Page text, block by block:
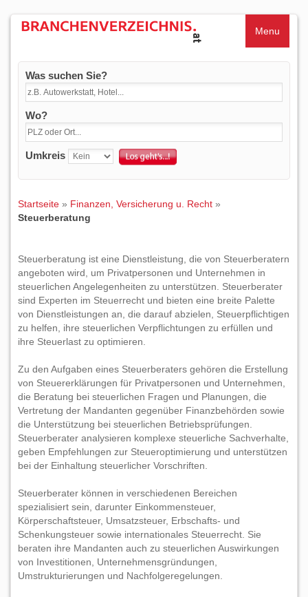
Menu
Was suchen Sie?
Wo?
Umkreis
Startseite » Finanzen, Versicherung u. Recht »
Steuerberatung
Steuerberatung ist eine Dienstleistung, die von Steuerberatern
angeboten wird, um Privatpersonen und Unternehmen in
steuerlichen Angelegenheiten zu unterstützen. Steuerberater
sind Experten im Steuerrecht und bieten eine breite Palette
von Dienstleistungen an, die darauf abzielen, Steuerpflichtigen
zu helfen, ihre steuerlichen Verpflichtungen zu erfüllen und
ihre Steuerlast zu optimieren.
Zu den Aufgaben eines Steuerberaters gehören die Erstellung
von Steuererklärungen für Privatpersonen und Unternehmen,
die Beratung bei steuerlichen Fragen und Planungen, die
Vertretung der Mandanten gegenüber Finanzbehörden sowie
die Unterstützung bei steuerlichen Betriebsprüfungen.
Steuerberater analysieren komplexe steuerliche Sachverhalte,
geben Empfehlungen zur Steueroptimierung und unterstützen
bei der Einhaltung steuerlicher Vorschriften.
Steuerberater können in verschiedenen Bereichen
spezialisiert sein, darunter Einkommensteuer,
Körperschaftsteuer, Umsatzsteuer, Erbschafts- und
Schenkungsteuer sowie internationales Steuerrecht. Sie
beraten ihre Mandanten auch zu steuerlichen Auswirkungen
von Investitionen, Unternehmensgründungen,
Umstrukturierungen und Nachfolgeregelungen.